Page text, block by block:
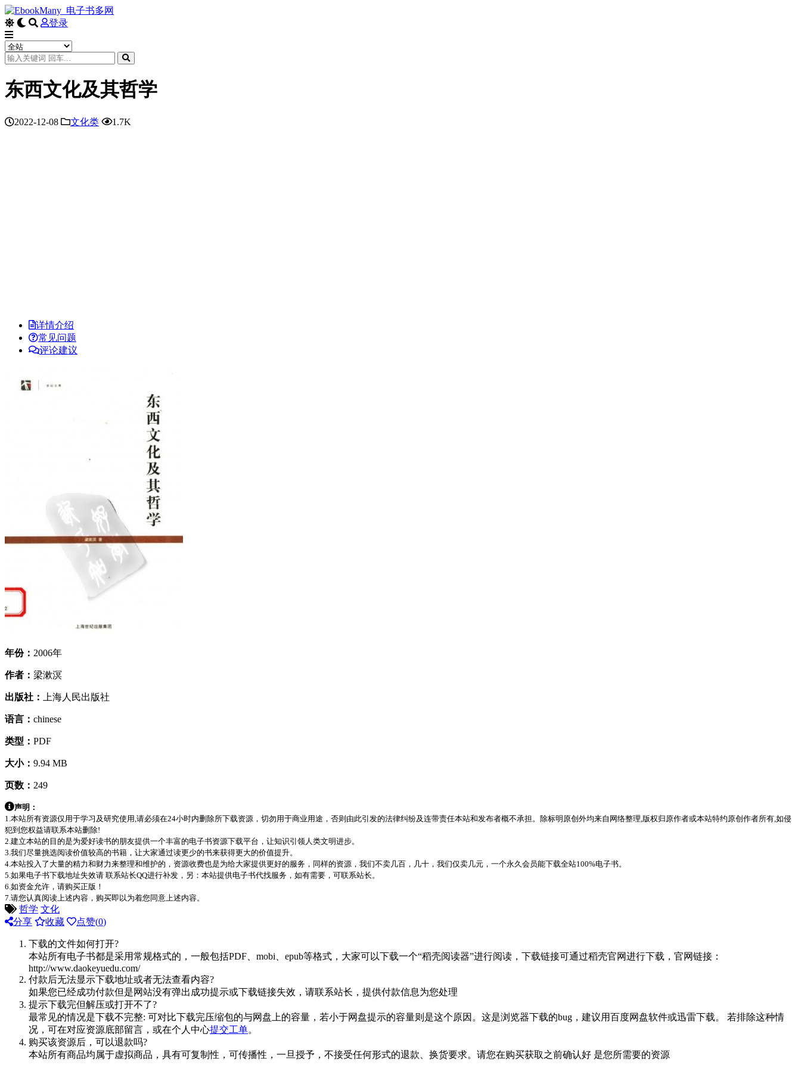
登录
东西文化及其哲学
2022-12-08 文化类 1.7K
详情介绍
常见问题
评论建议
年份： 2006年
作者： 梁漱溟
出版社： 上海人民出版社
语言： chinese
类型： PDF
大小： 9.94 MB
页数： 249
声明：
1.本站所有资源仅用于学习及研究使用,请必须在24小时内删除所下载资源，切勿用于商业用途，否则由此引发的法律纠纷及连带责任本站和发布者概不承担。除标明原创外均来自网络整理,版权归原作者或本站特约原创作者所有,如侵
犯到您权益请联系本站删除!
2.建立本站的目的是为爱好读书的朋友提供一个丰富的电子书资源下载平台，让知识引领人类文明进步。
3.我们尽量挑选阅读价值较高的书籍，让大家通过读更少的书来获得更大的价值提升。
4.本站投入了大量的精力和财力来整理和维护的，资源收费也是为给大家提供更好的服务，同样的资源，我们不卖几百，几十，我们仅卖几元，一个永久会员能下载全站100%电子书。
5.如果电子书下载地址失效请 联系站长QQ进行补发，另：本站提供电子书代找服务，如有需要，可联系站长。
6.如资金允许，请购买正版！
7.请您认真阅读上述内容，购买即以为着您同意上述内容。
哲学 文化
分享
收藏 点赞(0)
下载的文件如何打开?
本站所有电子书都是采用常规格式的，一般包括PDF、mobi、epub等格式，大家可以下载一个“稻壳阅读器”进行阅读，下载链接可通过稻壳官网进行下载，官网链接：
http://www.daokeyuedu.com/
付款后无法显示下载地址或者无法查看内容?
如果您已经成功付款但是网站没有弹出成功提示或下载链接失效，请联系站长，提供付款信息为您处理
提示下载完但解压或打开不了?
最常见的情况是下载不完整: 可对比下载完压缩包的与网盘上的容量，若小于网盘提示的容量则是这个原因。这是浏览器下载的bug，建议用百度网盘软件或迅雷下载。 若排除这种情
况，可在对应资源底部留言，或在个人中心提交工单。
购买该资源后，可以退款吗?
本站所有商品均属于虚拟商品，具有可复制性，可传播性，一旦授予，不接受任何形式的退款、换货要求。请您在购买获取之前确认好 是您所需要的资源